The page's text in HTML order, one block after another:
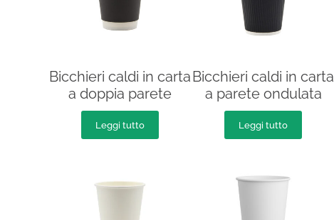
Bicchieri caldi in carta
a doppia parete
Leggi tutto
Bicchieri caldi in carta
a parete ondulata
Leggi tutto